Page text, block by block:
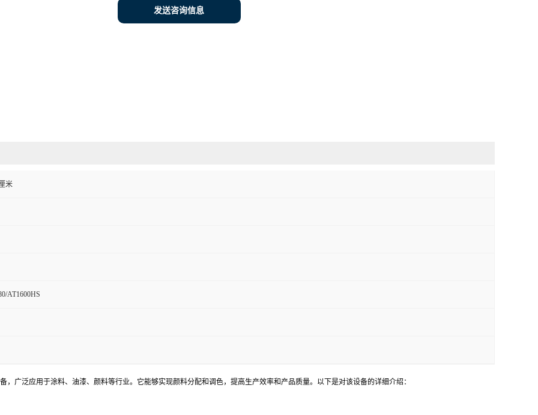
发送咨询信息
米
AT1600HS
广泛应用于涂料、油漆、颜料等行业。它能够实现颜料分配和调色，提高生产效率和产品质量。以下是对该设备的详细介绍：